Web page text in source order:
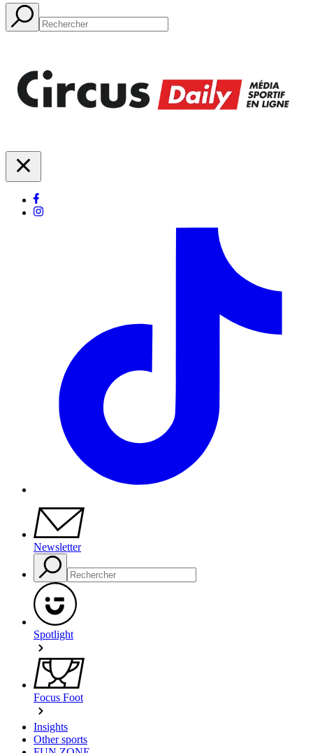
Newsletter
Spotlight
Focus Foot
Insights
Other sports